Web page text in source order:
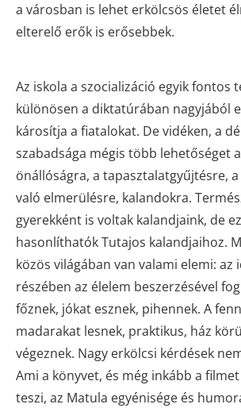
a városban is lehet erkölcsös életet
elterelő erők is erősebbek.
Az iskola a szocializáció egyik fontos
különösen a diktatúrában nagyjából
károsítja a fiatalokat. De vidéken, a
szabadsága mégis több lehetőséget
önállóságra, a tapasztalatgyűjtésre,
való elmerülésre, kalandokra.
gyerekként is voltak kalandjaink, de
hasonlíthatók Tutajos kalandjaihoz.
közös világában van valami elemi: az
részében az élelem beszerzésével
főznek, jókat esznek, pihennek. A
madarakat lesnek, praktikus, ház
végeznek. Nagy erkölcsi kérdések
Ami a könyvet, és még inkább a
teszi, az Matula egyénisége és